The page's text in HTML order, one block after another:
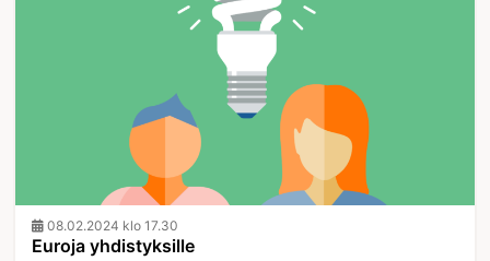
08.02.2024 klo 17.30
Euroja yhdistyksille